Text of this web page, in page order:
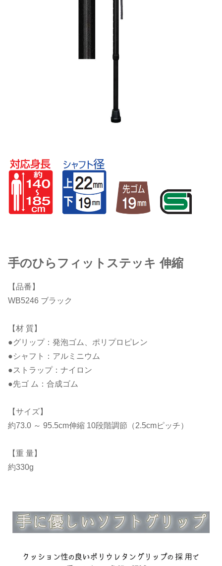
手のひらフィットステッキ 伸縮
【品番】
WB5246 ブラック
【材 質】
●グリップ：発泡ゴム、ポリプロピレン
●シャフト：アルミニウム
●ストラップ：ナイロン
●先ゴ ム：合成ゴム
【サイズ】
約73.0 ～ 95.5cm伸縮 10段階調節（2.5cmピッチ）
【重 量】
約330g